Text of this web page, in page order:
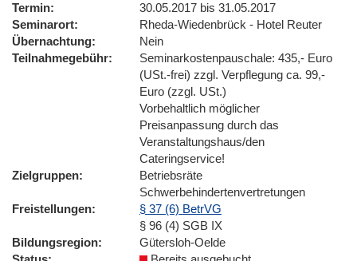
Termin
30.05.2017 bis 31.05.2017
Seminarort
Rheda-Wiedenbrück - Hotel Reuter
Übernachtung
Nein
Teilnahmegebühr
Seminarkostenpauschale: 435,- Euro
(USt.-frei) zzgl. Verpflegung ca. 99,-
Euro (zzgl. USt.)
Vorbehaltlich möglicher
Preisanpassung durch das
Veranstaltungshaus/den
Cateringservice!
Zielgruppen
Betriebsräte
Schwerbehindertenvertretungen
Freistellungen
§ 37 (6) BetrVG
§ 96 (4) SGB IX
Bildungsregion
Gütersloh-Oelde